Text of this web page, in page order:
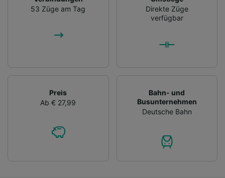
53 Züge am Tag
Direkte Züge
verfügbar
Preis
Ab € 27,99
Bahn- und
Busunternehmen
Deutsche Bahn